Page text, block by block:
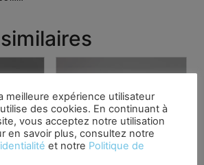
meilleure expérience utilisateur
des cookies. En continuant à
vous acceptez notre utilisation
en savoir plus, consultez notre
et notre Politique de